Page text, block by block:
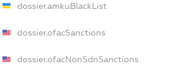
dossier.amkuBlackList
dossier.ofacSanctions
dossier.ofacNonSdnSanctions